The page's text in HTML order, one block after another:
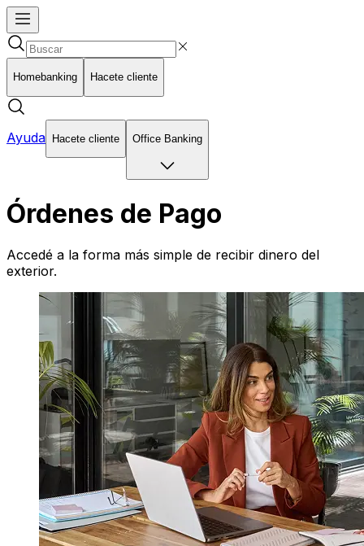
Homebanking Hacete cliente
Ayuda Hacete cliente Office Banking
Órdenes de Pago
Accedé a la forma más simple de recibir dinero del
exterior.